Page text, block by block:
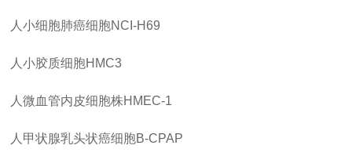
人小细胞肺癌细胞NCI-H69
人小胶质细胞HMC3
人微血管内皮细胞株HMEC-1
人甲状腺乳头状癌细胞B-CPAP